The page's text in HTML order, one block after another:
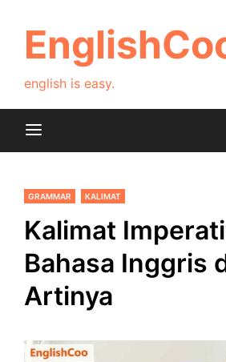
content
english is easy.
GRAMMAR KALIMAT
Kalimat
Bahasa Inggris
Artinya